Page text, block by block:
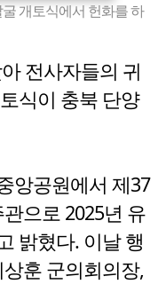
개토식에서 헌화를 하
전사자들의 귀
식이 충북 단양
앙공원에서 제37
으로 2025년 유
밝혔다. 이날 행
훈 군의회의장,